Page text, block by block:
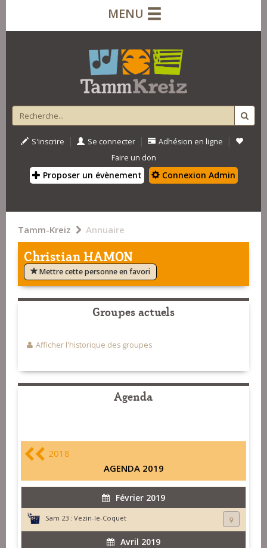
MENU
S'inscrire | Se connecter | Adhésion en ligne |
Faire un don
Proposer un évènement Connexion Admin
Tamm-Kreiz Annuaire
Christian HAMON
Mettre cette personne en favori
Groupes actuels
Afficher l'historique des groupes
Agenda
2018
AGENDA 2019
Février 2019
Sam 23 : Vezin-le-Coquet
Avril 2019